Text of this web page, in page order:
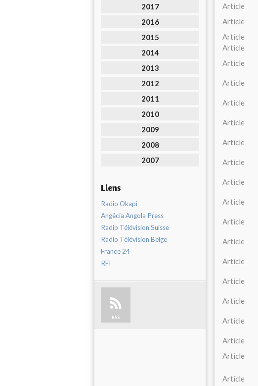
2017
2016
2015
2014
2013
2012
2011
2010
2009
2008
2007
Liens
Radio Okapi
Angêcia Angola Press
Radio Télévision Suisse
Radio Télévision Belge
France 24
RFI
RSS
Article
Article
Article
Article
Article
Article
Article
Article
Article
Article
Article
Article
Article
Article
Article
Article
Article
Article
Article
Article
Article